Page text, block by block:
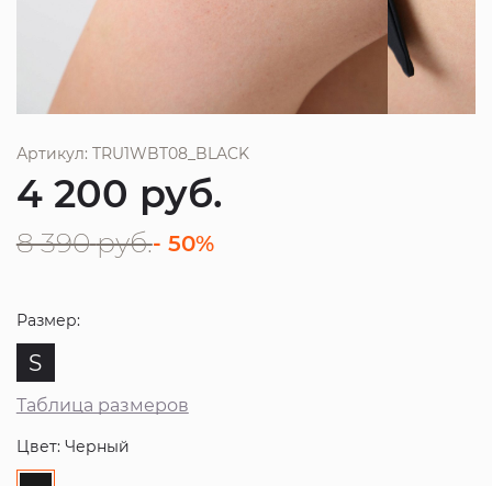
Артикул: TRU1WBT08_BLACK
4 200 руб.
8 390 руб.- 50%
Размер:
S
Таблица размеров
Цвет: Черный